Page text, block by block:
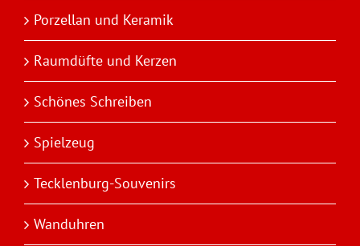
Porzellan und Keramik
Raumdüfte und Kerzen
Schönes Schreiben
Spielzeug
Tecklenburg-Souvenirs
Wanduhren